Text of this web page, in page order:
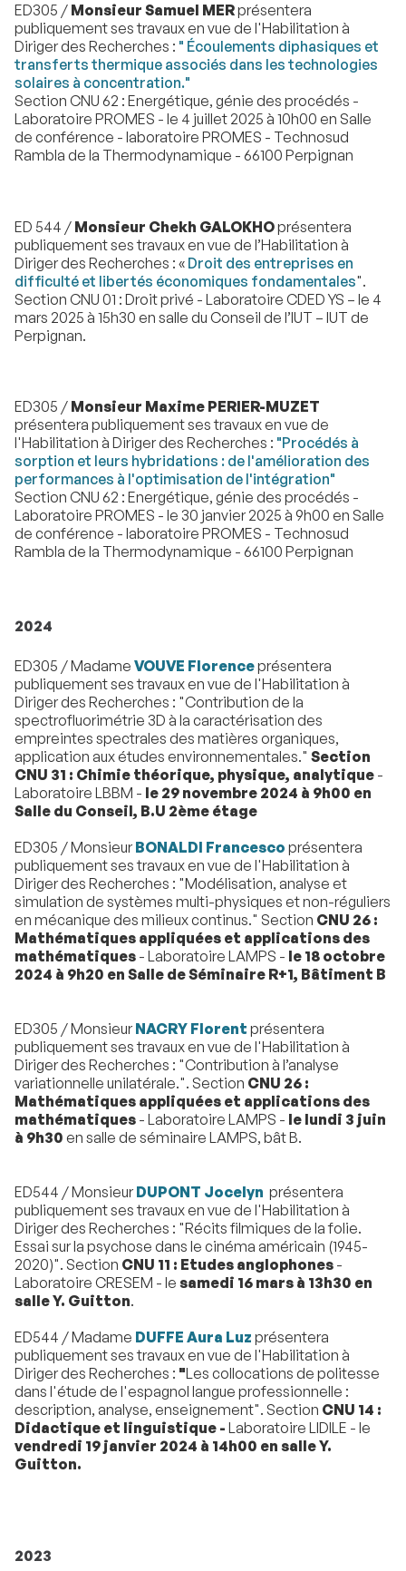
ED305 / Monsieur Samuel MERprésentera
publiquement ses travaux en vue de l'Habilitation à
Diriger des Recherches : " Écoulements diphasiques et
transferts thermique associés dans les technologies
solaires à concentration."
Section CNU 62 : Energétique, génie des procédés -
Laboratoire PROMES - le 4 juillet 2025 à 10h00 en Salle
de conférence - laboratoire PROMES - Technosud
Rambla de la Thermodynamique - 66100 Perpignan
ED 544 / Monsieur Chekh GALOKHOprésentera
publiquement ses travaux en vue de l’Habilitation à
Diriger des Recherches : « Droit des entreprises en
difficulté et libertés économiques fondamentales".
Section CNU 01 : Droit privé - Laboratoire CDED YS – le 4
mars 2025 à 15h30 en salle du Conseil de l’IUT – IUT de
Perpignan.
ED305 / Monsieur Maxime PERIER-MUZET
présentera publiquement ses travaux en vue de
l'Habilitation à Diriger des Recherches : "Procédés à
sorption et leurs hybridations : de l'amélioration des
performances à l'optimisation de l'intégration"
Section CNU 62 : Energétique, génie des procédés -
Laboratoire PROMES - le 30 janvier 2025 à 9h00 en Salle
de conférence - laboratoire PROMES - Technosud
Rambla de la Thermodynamique - 66100 Perpignan
2024
ED305 / Madame VOUVE Florenceprésentera
publiquement ses travaux en vue de l'Habilitation à
Diriger des Recherches : "Contribution de Ia
spectrofluorimétrie 3D à Ia caractérisation des
empreintes spectrales des matières organiques,
application aux études environnementales." Section
CNU 31 : Chimie théorique, physique, analytique -
Laboratoire LBBM - le 29 novembre 2024 à 9h00 en
Salle du Conseil, B.U 2ème étage
ED305 / Monsieur BONALDI Francesco présentera
publiquement ses travaux en vue de l'Habilitation à
Diriger des Recherches : "Modélisation, analyse et
simulation de systèmes multi-physiques et non-réguliers
en mécanique des milieux continus." Section CNU 26 :
Mathématiques appliquées et applications des
mathématiques - Laboratoire LAMPS - le 18 octobre
2024 à 9h20 en Salle de Séminaire R+1, Bâtiment B
ED305 / Monsieur NACRY Florent présentera
publiquement ses travaux en vue de l'Habilitation à
Diriger des Recherches : "Contribution à l’analyse
variationnelle unilatérale.". Section CNU 26 :
Mathématiques appliquées et applications des
mathématiques - Laboratoire LAMPS - le lundi 3 juin
à 9h30 en salle de séminaire LAMPS, bât B.
ED544 / Monsieur DUPONT Jocelyn présentera
publiquement ses travaux en vue de l'Habilitation à
Diriger des Recherches : "Récits filmiques de la folie.
Essai sur la psychose dans le cinéma américain (1945-
2020)". Section CNU 11 : Etudes anglophones -
Laboratoire CRESEM - le samedi 16 mars à 13h30 en
salle Y. Guitton.
ED544 / Madame DUFFE Aura Luz présentera
publiquement ses travaux en vue de l'Habilitation à
Diriger des Recherches : "Les collocations de politesse
dans l'étude de l'espagnol langue professionnelle :
description, analyse, enseignement". Section CNU 14 :
Didactique et linguistique - Laboratoire LIDILE - le
vendredi 19 janvier 2024 à 14h00 en salle Y.
Guitton.
2023